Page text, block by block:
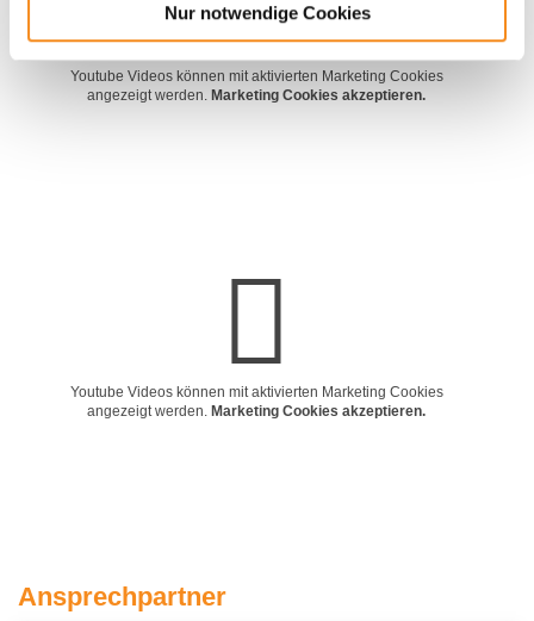
Nur notwendige Cookies
Youtube Videos können mit aktivierten Marketing Cookies
angezeigt werden. Marketing Cookies akzeptieren.
Youtube Videos können mit aktivierten Marketing Cookies
angezeigt werden. Marketing Cookies akzeptieren.
Ansprechpartner